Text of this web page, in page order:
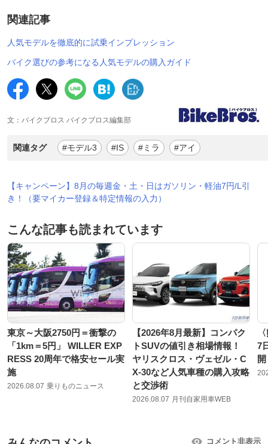
関連記事
人気モデルを徹底的に試乗インプレッション
バイク選びの参考になる人気モデルの購入ガイド
文：バイクブロス バイクブロス編集部
関連タグ #モデル3 #IS #ミラ #アイ
【キャンペーン】8月の毎週金・土・日はガソリン・軽油7円/L引
き！（要マイカー登録＆特定情報の入力）
こんな記事も読まれています
東京～大阪2750円＝衝撃の
「1km＝5円」 WILLER EXP
RESS 20周年で格安セール実
施
2026.08.07 乗りものニュース
【2026年8月最新】コンパク
トSUVの値引き相場情報！
ヤリスクロス・ヴェゼル・C
X-30など人気車種の購入攻略
と交渉術
2026.08.07 月刊自家用車WEB
7
コメント非表示